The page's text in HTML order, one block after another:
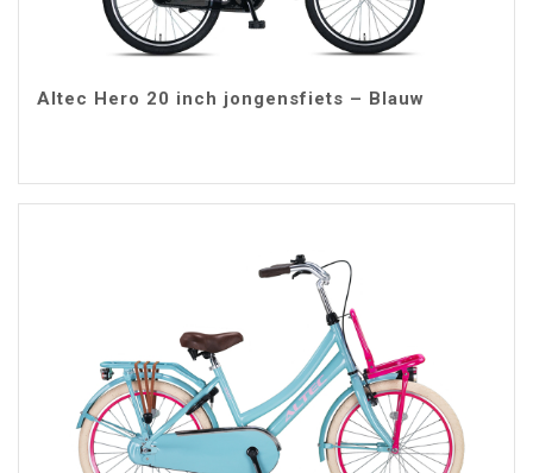
Altec Hero 20 inch jongensfiets – Blauw